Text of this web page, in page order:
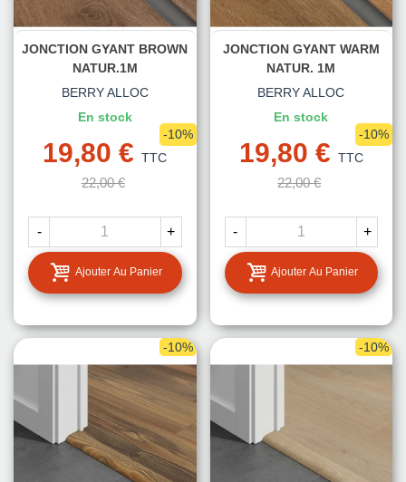
JONCTION GYANT BROWN
NATUR.1M
BERRY ALLOC
En stock
19,80 € TTC
22,00 €
-10%
- +
Ajouter Au Panier
JONCTION GYANT WARM
NATUR. 1M
BERRY ALLOC
En stock
19,80 € TTC
22,00 €
-10%
- +
Ajouter Au Panier
-10% -10%